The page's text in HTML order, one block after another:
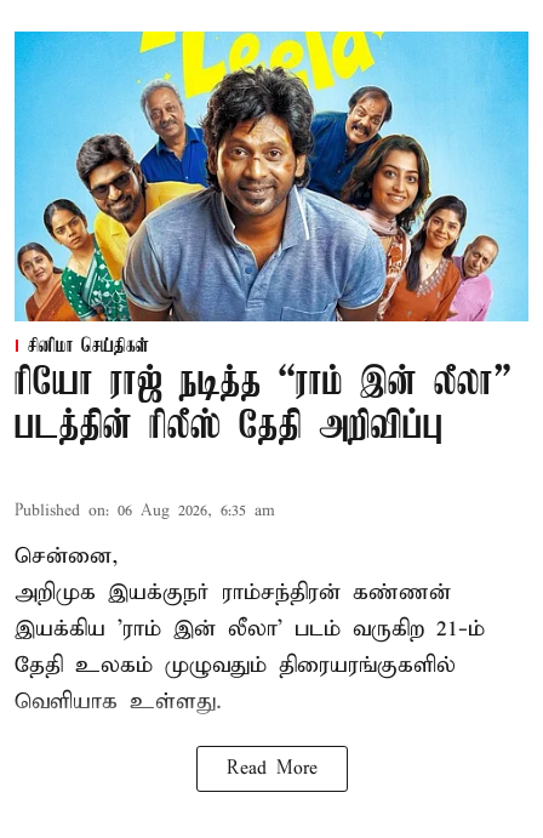
சினிமா செய்திகள்
ரியோ ராஜ் நடித்த “ராம் இன் லீலா”
படத்தின் ரிலீஸ் தேதி அறிவிப்பு
Published on: 06 Aug 2026, 6:35 am
சென்னை,
அறிமுக இயக்குநர் ராம்சந்திரன் கண்ணன்
இயக்கிய 'ராம் இன் லீலா' படம் வருகிற 21-ம்
தேதி உலகம் முழுவதும் திரையரங்குகளில்
வெளியாக உள்ளது.
Read More